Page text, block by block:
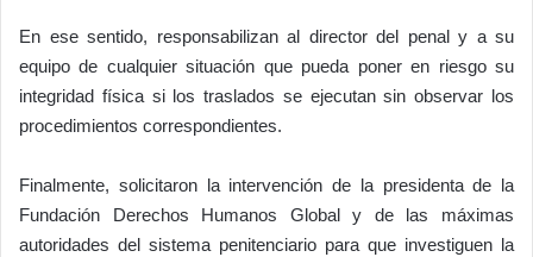
En ese sentido, responsabilizan al director del penal y a su
equipo de cualquier situación que pueda poner en riesgo su
integridad física si los traslados se ejecutan sin observar los
procedimientos correspondientes.
Finalmente, solicitaron la intervención de la presidenta de la
Fundación Derechos Humanos Global y de las máximas
autoridades del sistema penitenciario para que investiguen la